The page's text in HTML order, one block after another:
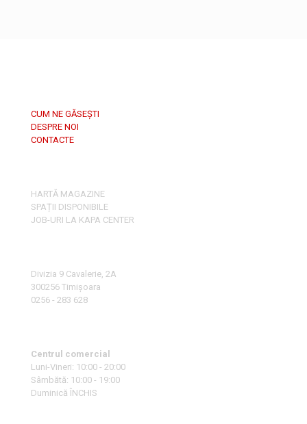
CUM NE GĂSEȘTI
DESPRE NOI
CONTACTE
HARTĂ MAGAZINE
SPAȚII DISPONIBILE
JOB-URI LA KAPA CENTER
Divizia 9 Cavalerie, 2A
300256 Timișoara
0256 - 283 628
Centrul comercial
Luni-Vineri: 10:00 - 20:00
Sâmbătă: 10:00 - 19:00
Duminică ÎNCHIS